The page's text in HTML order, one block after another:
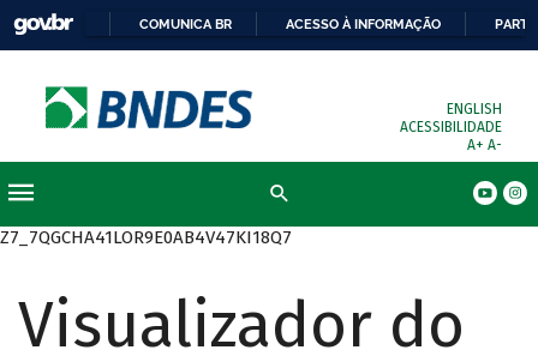
COMUNICA BR ACESSO À INFORMAÇÃO
ENGLISH
ACESSIBILIDADE
A+ A-
Z7_7QGCHA41LOR9E0AB4V47KI18Q7
Visualizador do